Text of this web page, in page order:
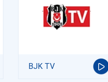
BJK TV